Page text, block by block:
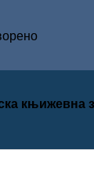
књижевна